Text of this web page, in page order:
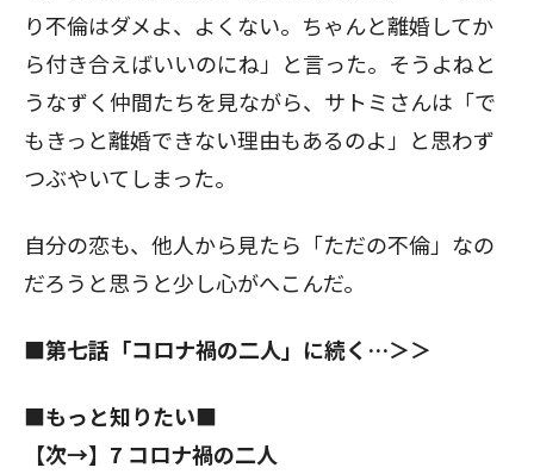
り不倫はダメよ、よくない。ちゃんと離婚してか
ら付き合えばいいのにね」と言った。そうよねと
うなずく仲間たちを見ながら、サトミさんは「で
もきっと離婚できない理由もあるのよ」と思わず
つぶやいてしまった。
自分の恋も、他人から見たら「ただの不倫」なの
だろうと思うと少し心がへこんだ。
■第七話「コロナ禍の二人」に続く…＞＞
■もっと知りたい■
【次→】7 コロナ禍の二人